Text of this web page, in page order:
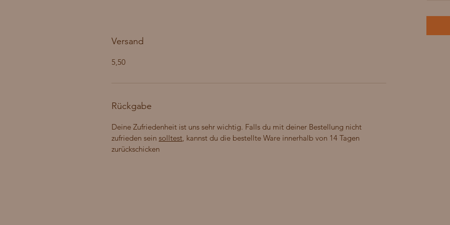
Versand
5,50
Rückgabe
Deine Zufriedenheit ist uns sehr wichtig. Falls du mit deiner Bestellung nicht
zufrieden sein solltest, kannst du die bestellte Ware innerhalb von 14 Tagen
zurückschicken